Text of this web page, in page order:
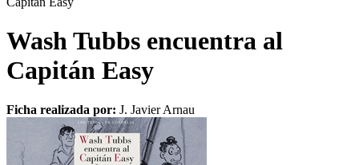
Wash Tubbs encuentra al
Capitán Easy
Ficha realizada por: J. Javier Arnau